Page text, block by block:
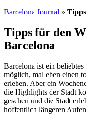
Barcelona Journal »
Tipps für den
Barcelona
Barcelona ist ein
möglich, mal eben einen
erleben. Aber ein
die Highlights der Stadt
gesehen und die Stadt
hoffentlich längeren